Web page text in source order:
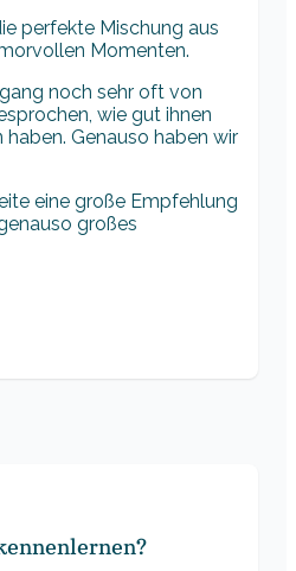
perfekte Mischung aus
Momenten.
noch sehr oft von
wie gut ihnen
Genauso haben wir
eine große Empfehlung
großes